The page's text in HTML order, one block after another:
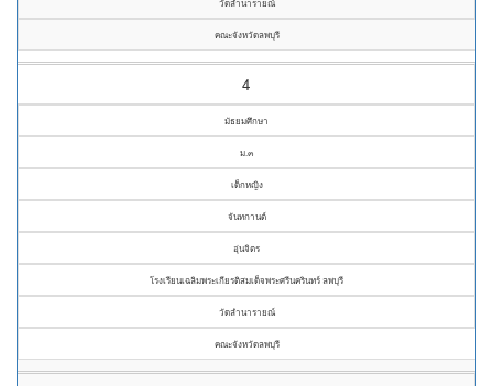
วัดลำนารายณ์
คณะจังหวัดลพบุรี
4
มัธยมศึกษา
ม.๓
เด็กหญิง
จันทกานต์
อุ่นจิตร
โรงเรียนเฉลิมพระเกียรติสมเด็จพระศรีนครินทร์ ลพบุรี
วัดลำนารายณ์
คณะจังหวัดลพบุรี